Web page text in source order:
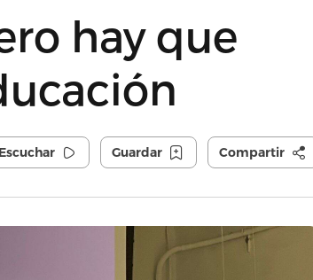
hay que
Escuchar Guardar Compartir